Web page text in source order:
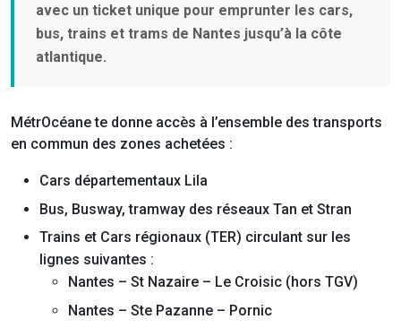
avec un ticket unique pour emprunter les cars,
bus, trains et trams de Nantes jusqu’à la côte
atlantique.
MétrOcéane te donne accès à l’ensemble des transports
en commun des zones achetées :
Cars départementaux Lila
Bus, Busway, tramway des réseaux Tan et Stran
Trains et Cars régionaux (TER) circulant sur les
lignes suivantes :
Nantes – St Nazaire – Le Croisic (hors TGV)
Nantes – Ste Pazanne – Pornic